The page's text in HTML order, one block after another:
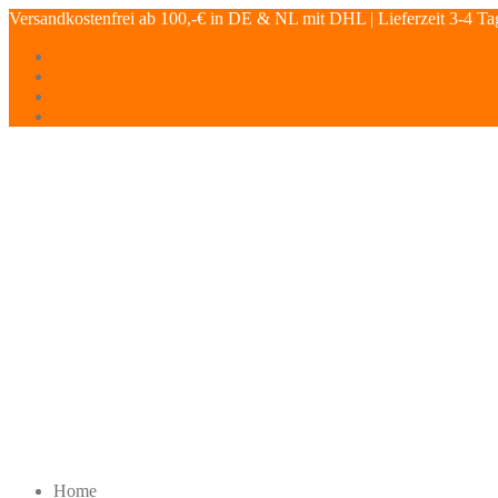
Versandkostenfrei ab 100,-€ in DE & NL mit DHL | Lieferzeit 3-4
Home